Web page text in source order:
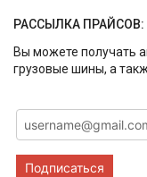
РАССЫЛКА ПРАЙСОВ:
Вы можете получать
грузовые шины, а
Подписаться